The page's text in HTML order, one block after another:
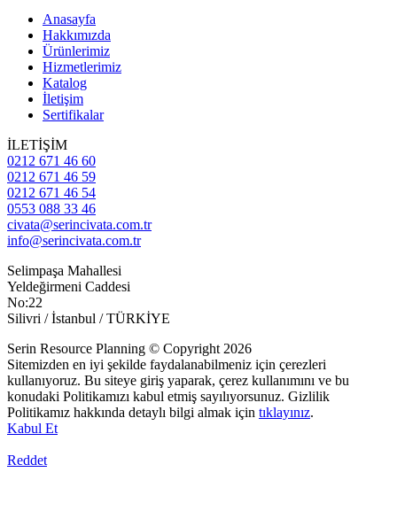
Anasayfa
Hakkımızda
Ürünlerimiz
Hizmetlerimiz
Katalog
İletişim
Sertifikalar
İLETİŞİM
0212 671 46 60
0212 671 46 59
0212 671 46 54
0553 088 33 46
civata@serincivata.com.tr
info@serincivata.com.tr
Selimpaşa Mahallesi
Yeldeğirmeni Caddesi
No:22
Silivri / İstanbul / TÜRKİYE
Serin Resource Planning © Copyright 2026
Sitemizden en iyi şekilde faydalanabilmeniz için çerezleri
kullanıyoruz. Bu siteye giriş yaparak, çerez kullanımını ve bu
konudaki Politikamızı kabul etmiş sayılıyorsunuz. Gizlilik
Politikamız hakkında detaylı bilgi almak için tıklayınız.
Kabul Et
Reddet